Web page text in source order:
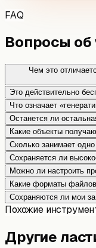
FAQ
Вопросы об
Чем это
Это действительно
Что означает
Останется ли
Какие объекты
Сколько занимает
Сохраняется ли
Можно ли настроить
Какие форматы
Сохраняются ли мои
Похожие
Другие